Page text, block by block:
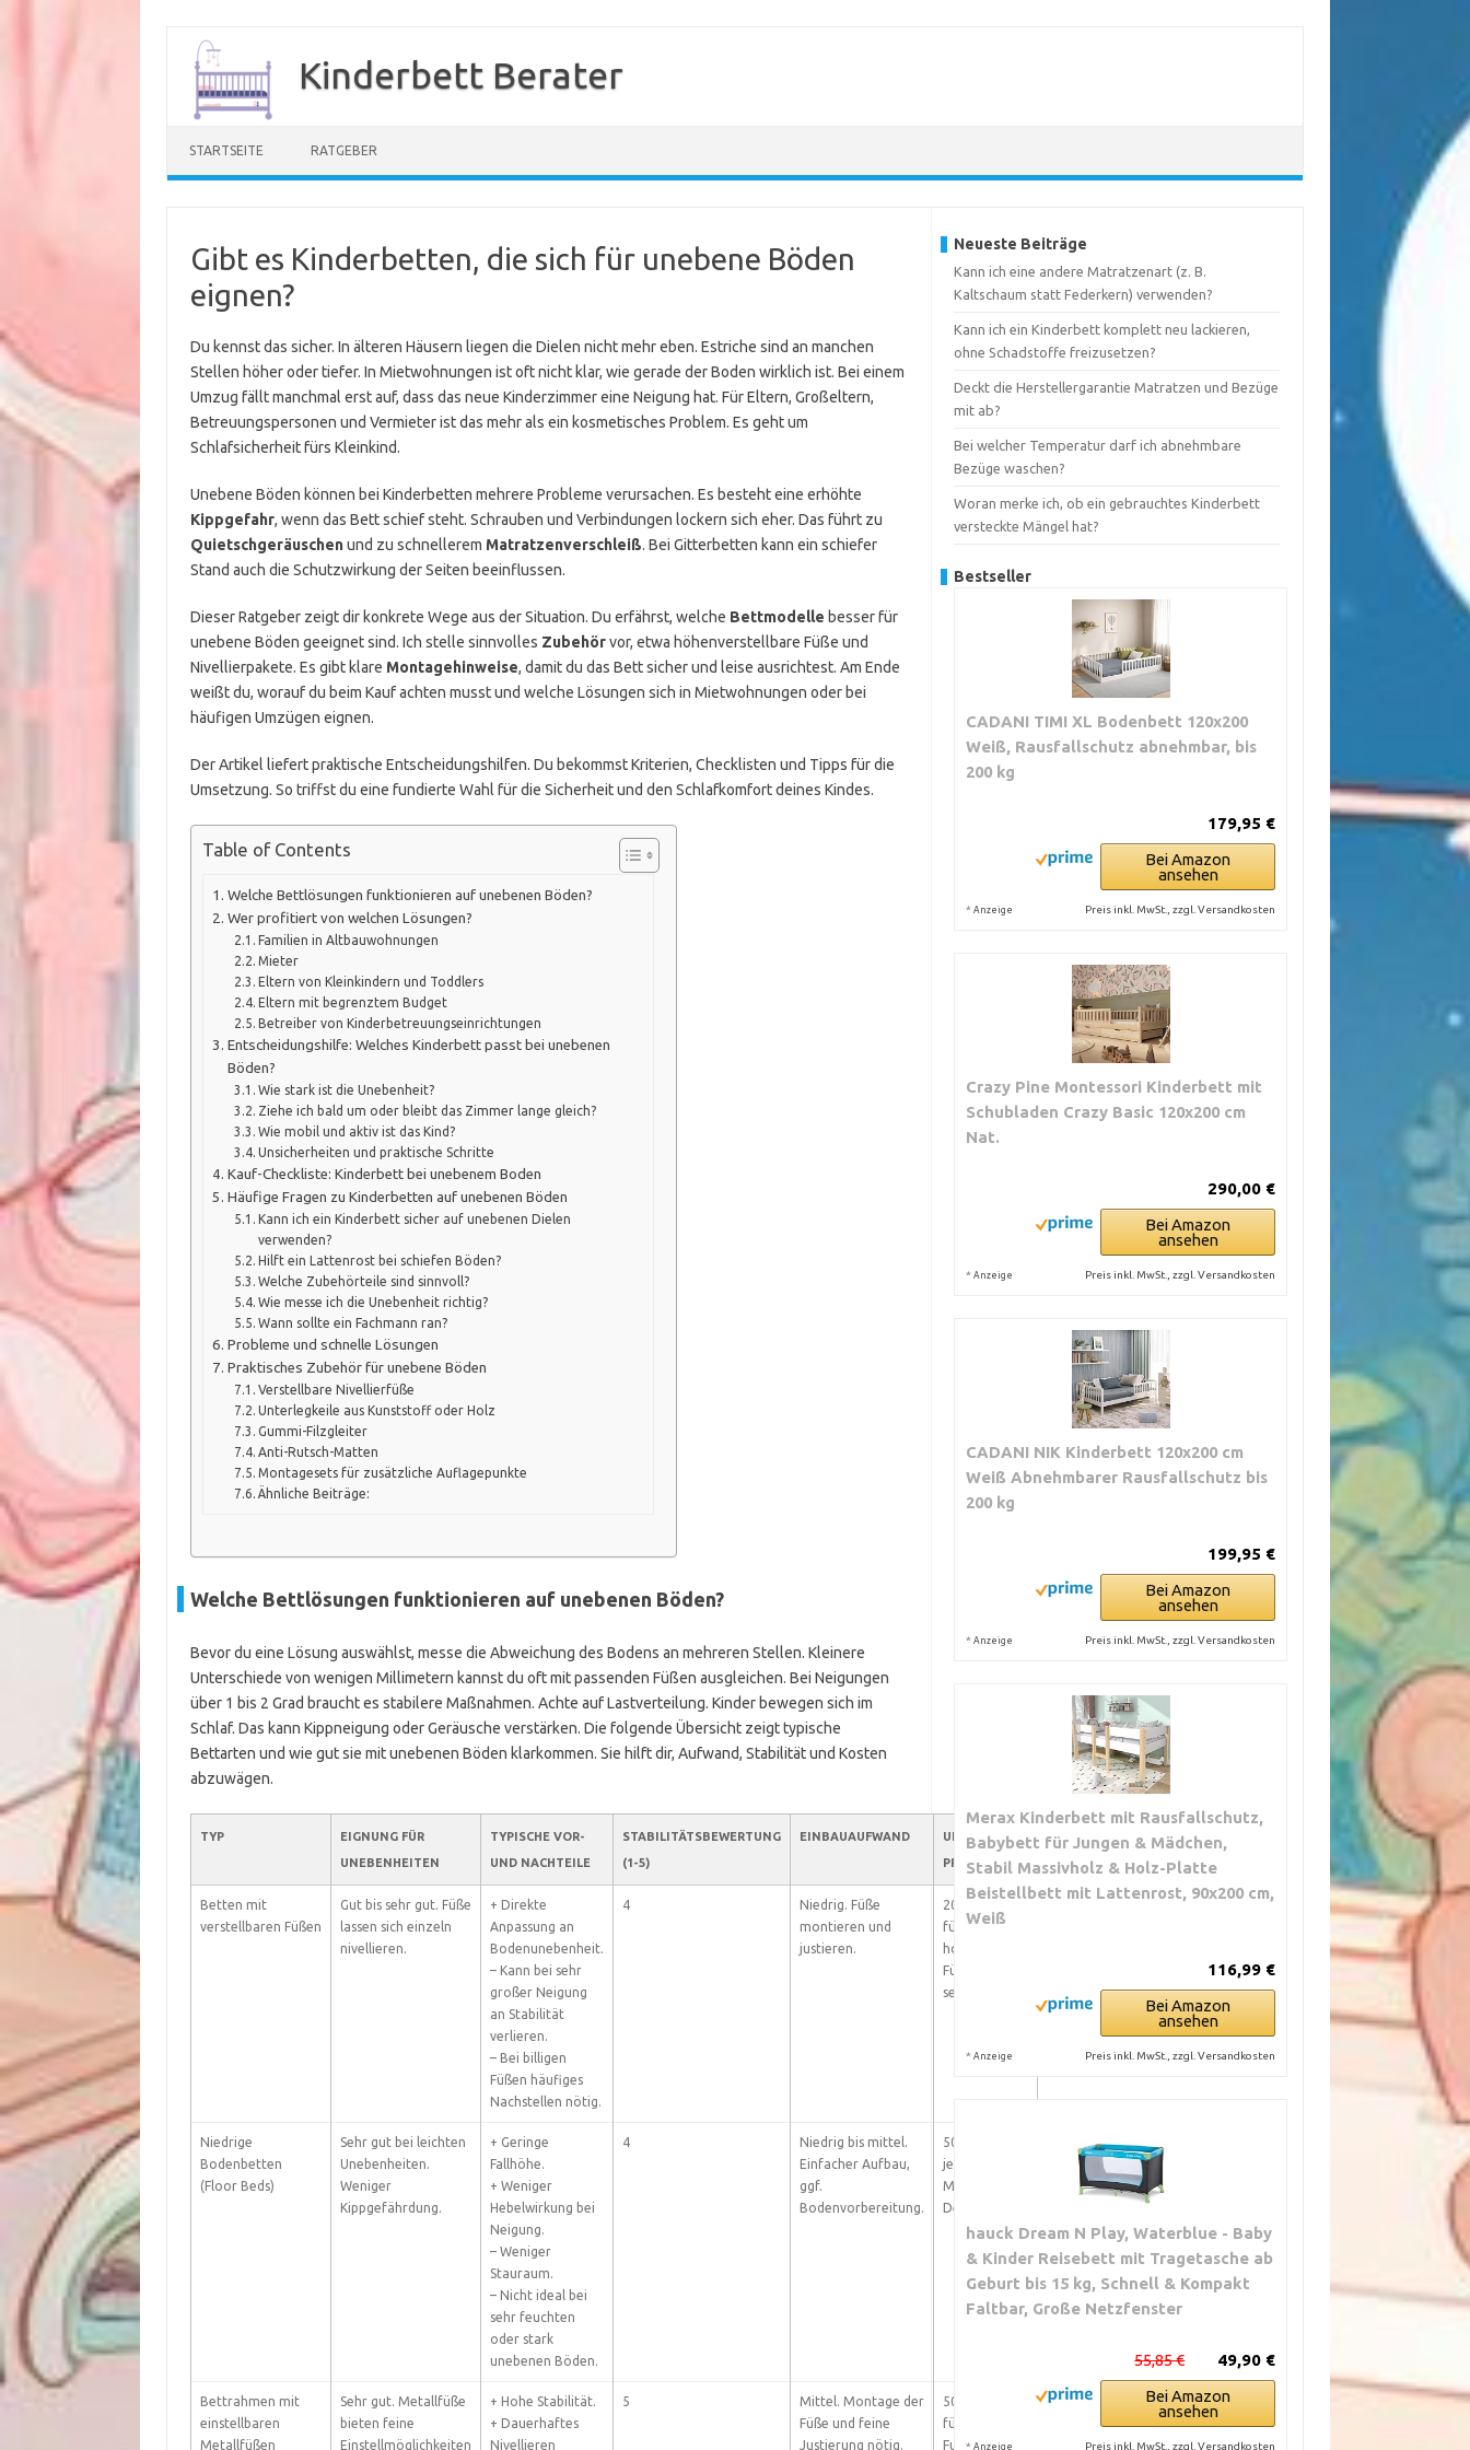
Inhalt
springen
Kinderbett Berater
STARTSEITE RATGEBER
Gibt es Kinderbetten, die sich für unebene Böden
eignen?
Du kennst das sicher. In älteren Häusern liegen die Dielen nicht mehr eben. Estriche sind an manchen
Stellen höher oder tiefer. In Mietwohnungen ist oft nicht klar, wie gerade der Boden wirklich ist. Bei einem
Umzug fällt manchmal erst auf, dass das neue Kinderzimmer eine Neigung hat. Für Eltern, Großeltern,
Betreuungspersonen und Vermieter ist das mehr als ein kosmetisches Problem. Es geht um
Schlafsicherheit fürs Kleinkind.
Unebene Böden können bei Kinderbetten mehrere Probleme verursachen. Es besteht eine erhöhte
Kippgefahr, wenn das Bett schief steht. Schrauben und Verbindungen lockern sich eher. Das führt zu
Quietschgeräuschenund zu schnellerem Matratzenverschleiß. Bei Gitterbetten kann ein schiefer
Stand auch die Schutzwirkung der Seiten beeinflussen.
Dieser Ratgeber zeigt dir konkrete Wege aus der Situation. Du erfährst, welche Bettmodelle besser für
unebene Böden geeignet sind. Ich stelle sinnvolles Zubehörvor, etwa höhenverstellbare Füße und
Nivellierpakete. Es gibt klare Montagehinweise, damit du das Bett sicher und leise ausrichtest. Am Ende
weißt du, worauf du beim Kauf achten musst und welche Lösungen sich in Mietwohnungen oder bei
häufigen Umzügen eignen.
Der Artikel liefert praktische Entscheidungshilfen. Du bekommst Kriterien, Checklisten und Tipps für die
Umsetzung. So triffst du eine fundierte Wahl für die Sicherheit und den Schlafkomfort deines Kindes.
Table of Contents
Welche Bettlösungen funktionieren auf unebenen Böden?
Wer profitiert von welchen Lösungen?
Familien in Altbauwohnungen
Mieter
Eltern von Kleinkindern und Toddlers
Eltern mit begrenztem Budget
Betreiber von Kinderbetreuungseinrichtungen
Entscheidungshilfe: Welches Kinderbett passt bei unebenen
Böden?
Wie stark ist die Unebenheit?
Ziehe ich bald um oder bleibt das Zimmer lange gleich?
Wie mobil und aktiv ist das Kind?
Unsicherheiten und praktische Schritte
Kauf-Checkliste: Kinderbett bei unebenem Boden
Häufige Fragen zu Kinderbetten auf unebenen Böden
Kann ich ein Kinderbett sicher auf unebenen Dielen
verwenden?
Hilft ein Lattenrost bei schiefen Böden?
Welche Zubehörteile sind sinnvoll?
Wie messe ich die Unebenheit richtig?
Wann sollte ein Fachmann ran?
Probleme und schnelle Lösungen
Praktisches Zubehör für unebene Böden
Verstellbare Nivellierfüße
Unterlegkeile aus Kunststoff oder Holz
Gummi-Filzgleiter
Anti-Rutsch-Matten
Montagesets für zusätzliche Auflagepunkte
Ähnliche Beiträge:
Welche Bettlösungen funktionieren auf unebenen Böden?
Bevor du eine Lösung auswählst, messe die Abweichung des Bodens an mehreren Stellen. Kleinere
Unterschiede von wenigen Millimetern kannst du oft mit passenden Füßen ausgleichen. Bei Neigungen
über 1 bis 2 Grad braucht es stabilere Maßnahmen. Achte auf Lastverteilung. Kinder bewegen sich im
Schlaf. Das kann Kippneigung oder Geräusche verstärken. Die folgende Übersicht zeigt typische
Bettarten und wie gut sie mit unebenen Böden klarkommen. Sie hilft dir, Aufwand, Stabilität und Kosten
abzuwägen.
TYP
EIGNUNG FÜR
UNEBENHEITEN
TYPISCHE VOR-
UND NACHTEILE
STABILITÄTSBEWERTUNG
(1-5)
EINBAUAUFWAND
UNGEFÄHRE
PREISSPANNE
Betten mit
verstellbaren Füßen
Gut bis sehr gut. Füße
lassen sich einzeln
nivellieren.
+ Direkte
Anpassung an
Bodenunebenheit.
– Kann bei sehr
großer Neigung
an Stabilität
verlieren.
– Bei billigen
Füßen häufiges
Nachstellen nötig.
4
Niedrig. Füße
montieren und
justieren.
20 bis 100 €
für
hochwertige
Füße; Bett
separat
Niedrige
Bodenbetten
(Floor Beds)
Sehr gut bei leichten
Unebenheiten.
Weniger
Kippgefährdung.
+ Geringe
Fallhöhe.
+ Weniger
Hebelwirkung bei
Neigung.
– Weniger
Stauraum.
– Nicht ideal bei
sehr feuchten
oder stark
unebenen Böden.
4
Niedrig bis mittel.
Einfacher Aufbau,
ggf.
Bodenvorbereitung.
50 bis 400 €
je nach
Material und
Design
Bettrahmen mit
einstellbaren
Metallfüßen
Sehr gut. Metallfüße
bieten feine
Einstellmöglichkeiten
+ Hohe Stabilität.
+ Dauerhaftes
Nivellieren
5
Mittel. Montage der
Füße und feine
Justierung nötig.
50 bis 200 €
für
Fußsysteme;
Neueste Beiträge
Kann ich eine andere Matratzenart (z. B.
Kaltschaum statt Federkern) verwenden?
Kann ich ein Kinderbett komplett neu lackieren,
ohne Schadstoffe freizusetzen?
Deckt die Herstellergarantie Matratzen und Bezüge
mit ab?
Bei welcher Temperatur darf ich abnehmbare
Bezüge waschen?
Woran merke ich, ob ein gebrauchtes Kinderbett
versteckte Mängel hat?
Bestseller
CADANI TIMI XL Bodenbett 120x200
Weiß, Rausfallschutz abnehmbar, bis
200 kg
179,95 €
Bei Amazon
ansehen
* Anzeige Preis inkl. MwSt., zzgl. Versandkosten
Crazy Pine Montessori Kinderbett mit
Schubladen Crazy Basic 120x200 cm
Nat.
290,00 €
Bei Amazon
ansehen
* Anzeige Preis inkl. MwSt., zzgl. Versandkosten
CADANI NIK Kinderbett 120x200 cm
Weiß Abnehmbarer Rausfallschutz bis
200 kg
199,95 €
Bei Amazon
ansehen
* Anzeige Preis inkl. MwSt., zzgl. Versandkosten
Merax Kinderbett mit Rausfallschutz,
Babybett für Jungen & Mädchen,
Stabil Massivholz & Holz-Platte
Beistellbett mit Lattenrost, 90x200 cm,
Weiß
116,99 €
Bei Amazon
ansehen
* Anzeige Preis inkl. MwSt., zzgl. Versandkosten
hauck Dream N Play, Waterblue - Baby
& Kinder Reisebett mit Tragetasche ab
Geburt bis 15 kg, Schnell & Kompakt
Faltbar, Große Netzfenster
49,90 €
55,85 €
Bei Amazon
ansehen
* Anzeige Preis inkl. MwSt., zzgl. Versandkosten